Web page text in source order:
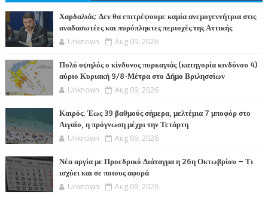
Χαρδαλιάς: Δεν θα επιτρέψουμε καμία ανεμογεννήτρια στις
αναδασωτέες και πυρόπληκτες περιοχές της Αττικής
Unknown Aug 09, 2026
Πολύ υψηλός ο κίνδυνος πυρκαγιάς (κατηγορία κινδύνου 4)
αύριο Κυριακή 9/8-Μέτρα στο Δήμο Βριλησσίων
Unknown Aug 09, 2026
Καιρός: Έως 39 βαθμούς σήμερα, μελτέμια 7 μποφόρ στο
Αιγαίο, η πρόγνωση μέχρι την Τετάρτη
Unknown Aug 09, 2026
Νέα αργία με Προεδρικό Διάταγμα η 26η Οκτωβρίου – Τι
ισχύει και σε ποιους αφορά
Unknown Aug 09, 2026